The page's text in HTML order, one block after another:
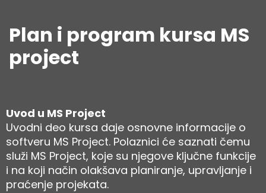
Plan i program kursa MS
project
Uvod u MS Project
Uvodni deo kursa daje osnovne informacije o
softveru MS Project. Polaznici će saznati čemu
služi MS Project, koje su njegove ključne funkcije
i na koji način olakšava planiranje, upravljanje i
praćenje projekata.